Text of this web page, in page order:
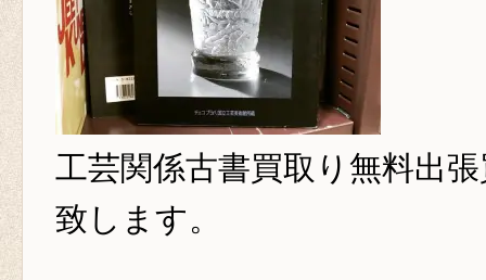
工芸関係古書買取り 無料出
致します。